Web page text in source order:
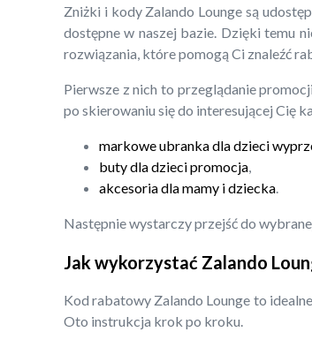
Zniżki i kody Zalando Lounge są
dostępne w naszej bazie. Dzięki temu
rozwiązania, które pomogą Ci znaleźć
Pierwsze z nich to przeglądanie
po skierowaniu się do interesującej Cię
markowe ubranka dla dzieci
buty dla dzieci promocja,
akcesoria dla mamy i dziecka.
Następnie wystarczy przejść do
Jak wykorzystać Zalando
Kod rabatowy Zalando Lounge to
Oto instrukcja krok po kroku.